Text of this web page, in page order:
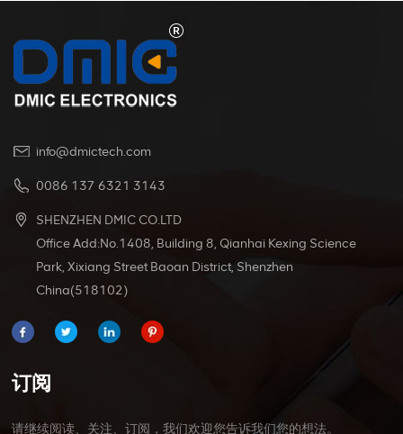
info@dmictech.com
0086 137 6321 3143
SHENZHEN DMIC CO.LTD
Office Add:No.1408, Building 8, Qianhai Kexing Science
Park, Xixiang Street Baoan District, Shenzhen
China(518102)
订阅
请继续阅读、关注、订阅，我们欢迎您告诉我们您的想法。